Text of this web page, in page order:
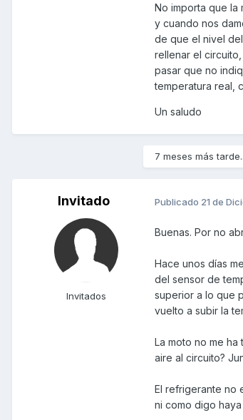
No importa que
y cuando nos
de que el nivel
rellenar el
pasar que no
temperatura real,
Un saludo
7 meses más
Invitado
Invitados
Publicado 21 de
Buenas. Por no
Hace unos días
del sensor de
superior a lo que
vuelto a subir la
La moto no me
aire al circuito?
El refrigerante no
ni como digo